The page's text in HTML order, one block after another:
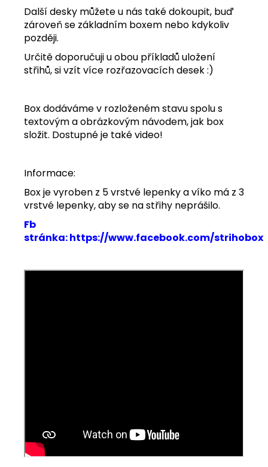
Další desky můžete u nás také dokoupit, buď
zároveň se základním boxem nebo kdykoliv
později.
Určitě doporučuji u obou příkladů uložení
střihů, si vzít více rozřazovacích desek :)
Box dodáváme v rozloženém stavu spolu s
textovým a obrázkovým návodem, jak box
složit. Dostupné je také video!
Informace:
Box je vyroben z 5 vrstvé lepenky a víko má z 3
vrstvé lepenky, aby se na střihy neprášilo.
Fb
stránka:https://www.facebook.com/strihobox